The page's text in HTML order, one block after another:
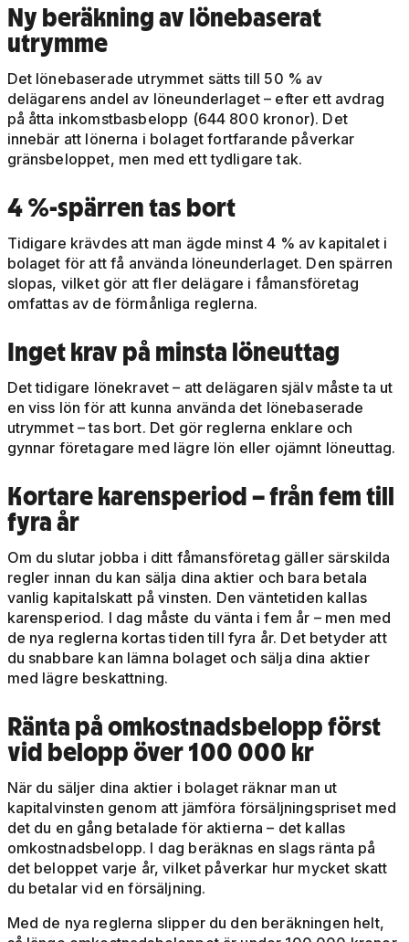
Ny beräkning av lönebaserat
utrymme
Det lönebaserade utrymmet sätts till 50 % av
delägarens andel av löneunderlaget – efter ett avdrag
på åtta inkomstbasbelopp (644 800 kronor). Det
innebär att lönerna i bolaget fortfarande påverkar
gränsbeloppet, men med ett tydligare tak.
4 %-spärren tas bort
Tidigare krävdes att man ägde minst 4 % av kapitalet i
bolaget för att få använda löneunderlaget. Den spärren
slopas, vilket gör att fler delägare i fåmansföretag
omfattas av de förmånliga reglerna.
Inget krav på minsta löneuttag
Det tidigare lönekravet – att delägaren själv måste ta ut
en viss lön för att kunna använda det lönebaserade
utrymmet – tas bort. Det gör reglerna enklare och
gynnar företagare med lägre lön eller ojämnt löneuttag.
Kortare karensperiod – från fem till
fyra år
Om du slutar jobba i ditt fåmansföretag gäller särskilda
regler innan du kan sälja dina aktier och bara betala
vanlig kapitalskatt på vinsten. Den väntetiden kallas
karensperiod. I dag måste du vänta i fem år – men med
de nya reglerna kortas tiden till fyra år. Det betyder att
du snabbare kan lämna bolaget och sälja dina aktier
med lägre beskattning.
Ränta på omkostnadsbelopp först
vid belopp över 100 000 kr
När du säljer dina aktier i bolaget räknar man ut
kapitalvinsten genom att jämföra försäljningspriset med
det du en gång betalade för aktierna – det kallas
omkostnadsbelopp. I dag beräknas en slags ränta på
det beloppet varje år, vilket påverkar hur mycket skatt
du betalar vid en försäljning.
Med de nya reglerna slipper du den beräkningen helt,